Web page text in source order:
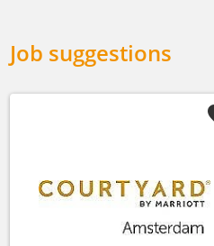
Job suggestions